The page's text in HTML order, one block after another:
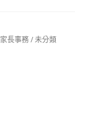
家長事務/未分類